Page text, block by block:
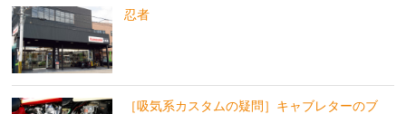
忍者
［吸気系カスタムの疑問］キャブレターのブ